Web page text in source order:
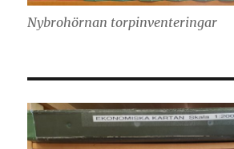
Nybrohörnan torpinventeringar